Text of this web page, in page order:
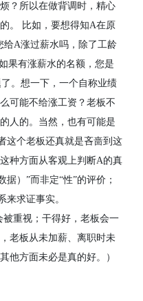
？所以在做背调时，精心
。
比如，要想得知A在原
给A涨过薪水吗，除了工龄
果有涨薪水的名额，您是
。想一下，一个自称业绩
可能不给涨工资？老板不
人的。当然，也有可能是
这个老板还真就是吝啬到这
种方面从客观上判断A的真
据） ”而非定“性”的评价；
来求证事实。
重视；干得好，老板会一
老板从未加薪、离职时未
他方面未必是真的好。）